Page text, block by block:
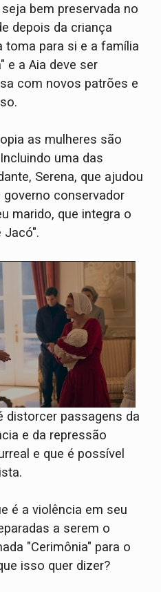
bem preservada no
depois da criança
toma para si e a família
e a Aia deve ser
com novos patrões e
as mulheres são
uma das
Serena, que ajudou
conservador
marido, que integra o
Jacó".
distorcer passagens da
e da repressão
e que é possível
é a violência em seu
a serem o
"Cerimônia" para o
isso quer dizer?